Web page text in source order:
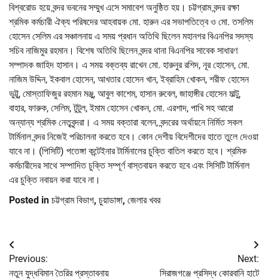
বিশ্বরোড হয়ে বন্দর ভবনের সম্মুখ এসে সমাবেশ অনুষ্ঠিত হয়। চট্টগ্রাম বন্দর রক্ষা
শ্রমিক কর্মচারী ঐক্য পরিষদের আহবায়ক মো. হারুন এর সভাপতিত্বে ও মো. তসলিম
হোসেন সেলিম এর সঞ্চালনায় এ সময় প্রধান অতিথি ছিলেন মহানগর বিএনপির সদস্য
সচিব নাজিমুর রহমান। বিশেষ অতিথি ছিলেন বন্দর থানা বিএনপির সাবেক সাধারণ
সম্পাদক জাহিদ হাসান। এ সময় বক্তব্য রাখেন মো. হারুনুর রশিদ, নূর হোসেন, মো.
নাজিম উদ্দিন, ইকবাল হোসেন, আখতার হোসেন খান, ইব্রাহিম খোকন, শরীফ হোসেন
ভুট্টু, মোস্তাফিজুর রহমান মঞ্জু, আবুল কাশেম, হাসান রুবেল, জাহাঙ্গীর হোসেন মাল্টু,
বাহার, ফারুক, সেলিম, টুটুল, ইমাম হোসেন খোকন, মো. এরশাদ, পাখি সহ আরো
অন্যান্য শ্রমিক নেতৃবৃন্দরা। এ সময় বক্তারা বলেন, বন্দরের অর্থায়নে নির্মিত সকল
টার্মিনাল বন্দর নিজেই পরিচালনা করতে হবে। কোন দেশীয় বিদেশীদের হাতে তুলে দেওয়া
যাবে না। (পিসিটি) পতেঙ্গা কন্টেইনার টার্মিনালের চুক্তি বাতিল করতে হবে। শ্রমিক
কর্মচারীদের সাথে সম্পাদিত চুক্তি সম্পূর্ণ বাস্তবায়ন করতে হবে এবং সিসিটি টার্মিনাল
এর চুক্তি নবায়ন করা যাবে না।
Posted in চট্টগ্রাম বিভাগ, চুয়াডাঙ্গা, জেলার খবর
Post
navigation
Previous:
নতুন যুদ্ধবিমান তৈরির প্রস্তাবনায়
Next:
সিরাজগঞ্জে প্রসিদ্ধ কোরবানি হাটে